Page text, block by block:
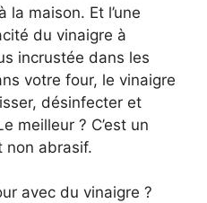
maison. Et l’une
du vinaigre à
incrustée dans les
votre four, le vinaigre
désinfecter et
meilleur ? C’est un
non abrasif.
avec du vinaigre ?